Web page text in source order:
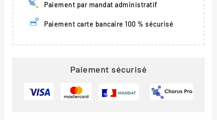
Paiement par mandat administratif
Paiement carte bancaire 100 % sécurisé
Paiement sécurisé